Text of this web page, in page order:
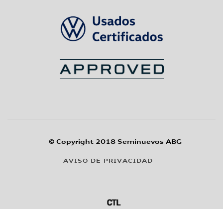
© Copyright 2018 Seminuevos ABG
AVISO DE PRIVACIDAD